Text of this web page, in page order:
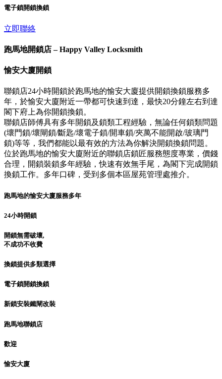
電子鎖開鎖換鎖
立即聯絡
跑馬地開鎖店 – Happy Valley Locksmith
愉安大廈開鎖
聯鎖店24小時開鎖於跑馬地的愉安大廈提供開鎖換鎖服務多
年，於愉安大廈附近一帶都可快速到達，最快20分鐘左右到達
閣下府上為你開鎖換鎖。
聯鎖店師傅具有多年開鎖及鎖類工程經驗，無論任何鎖類問題
(壞門鎖/壞閘鎖/斷匙/壞電子鎖/開車鎖/夾萬不能開啟/玻璃門
鎖)等等，我們都能以最有效的方法為你解決開鎖換鎖問題。
位於跑馬地的愉安大廈附近的聯鎖店鎖匠服務態度專業，價錢
合理，開鎖裝鎖多年經驗，快速有效無手尾，為閣下完成開鎖
換鎖工作。多年口碑，受到多個本區屋苑管理處推介。
跑馬地的愉安大廈服務多年
24小時開鎖
開鎖無需破壞,
不成功不收費
換鎖提供多類選擇
電子鎖開鎖換鎖
新鎖安裝鐵閘改裝
跑馬地聯鎖店
歡迎
愉安大廈